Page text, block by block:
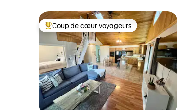
Coups de cœur voyageurs les plus appréciés
Coup de cœur voyageurs